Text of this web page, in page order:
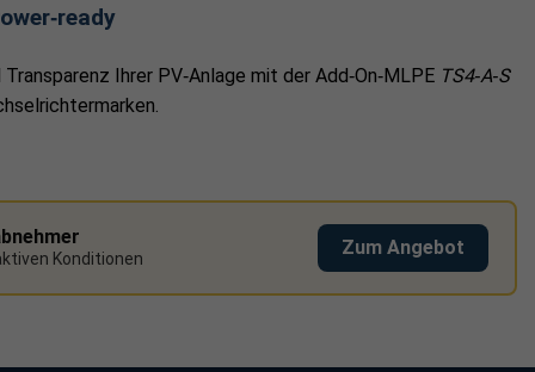
Ihrer PV‑Anlage mit der Add‑On‑MLPE TS4‑A‑S
Konditionen
Zum Angebot